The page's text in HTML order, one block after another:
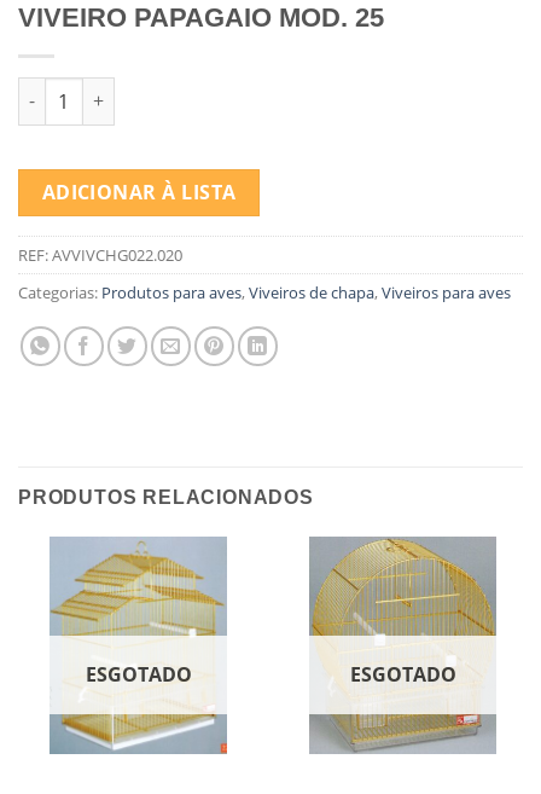
VIVEIRO PAPAGAIO MOD. 25
Quantidade de VIVEIRO PAPAGAIO MOD. 25
ADICIONAR À LISTA
REF:AVVIVCHG022.020
Categorias: Produtos para aves,Viveiros de chapa,Viveiros para aves
PRODUTOS RELACIONADOS
ESGOTADO ESGOTADO